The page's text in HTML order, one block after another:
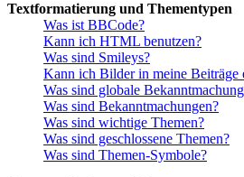
Textformatierung und Thementypen
Was ist BBCode?
Kann ich HTML benutzen?
Was sind Smileys?
Kann ich Bilder in meine Beiträge
Was sind globale
Was sind Bekanntmachungen?
Was sind wichtige Themen?
Was sind geschlossene Themen?
Was sind Themen-Symbole?